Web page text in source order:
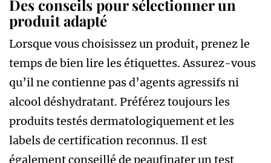
Des conseils pour sélectionner un
produit adapté
Lorsque vous choisissez un produit, prenez le
temps de bien lire les étiquettes. Assurez-vous
qu’il ne contienne pas d’agents agressifs ni
alcool déshydratant. Préférez toujours les
produits testés dermatologiquement et les
labels de certification reconnus. Il est
également conseillé de peaufinater un test